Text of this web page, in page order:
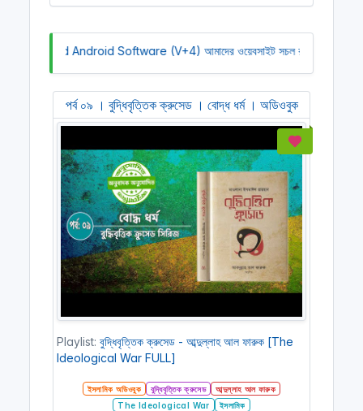
Android Software (V+4) আমাদের ওয়েবসাইট সচল রাখতে আমাদের অর্থ
পর্ব ০৯ । বুদ্ধিবৃত্তিক ক্রুসেড । বোদ্ধ ধর্ম । অডিওবুক
Playlist: বুদ্ধিবৃত্তিক ক্রুসেড - আব্দুল্লাহ আল ফারুক [The
Ideological War FULL]
ইসলামিক অডিওবুক বুদ্ধিবৃত্তিক ক্রুসেড
আব্দুল্লাহ আল ফারুক
The Ideological War
ইসলামিক